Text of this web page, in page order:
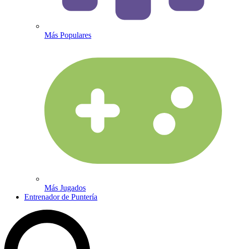
Más Populares
Más Jugados
Entrenador de Puntería